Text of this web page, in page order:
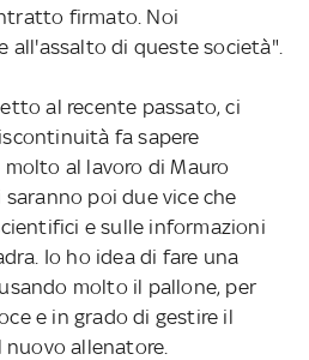
firmato. Noi
all'assalto di queste società".
al recente passato, ci
fa sapere
al lavoro di Mauro
poi due vice che
e sulle informazioni
Io ho idea di fare una
molto il pallone, per
e in grado di gestire il
nuovo allenatore.